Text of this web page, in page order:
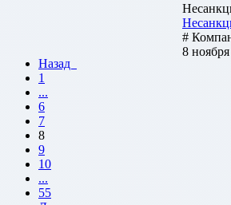
#
8
Назад
1
...
6
7
8
9
10
...
55